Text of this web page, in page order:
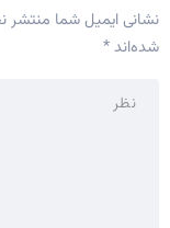
نشانی ایمیل شما منتشر
شده‌اند*